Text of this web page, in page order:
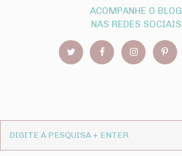
ACOMPANHE O BLOG
NAS REDES SOCIAIS